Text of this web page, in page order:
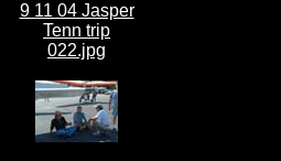
9 11 04 Jasper
Tenn trip
022.jpg